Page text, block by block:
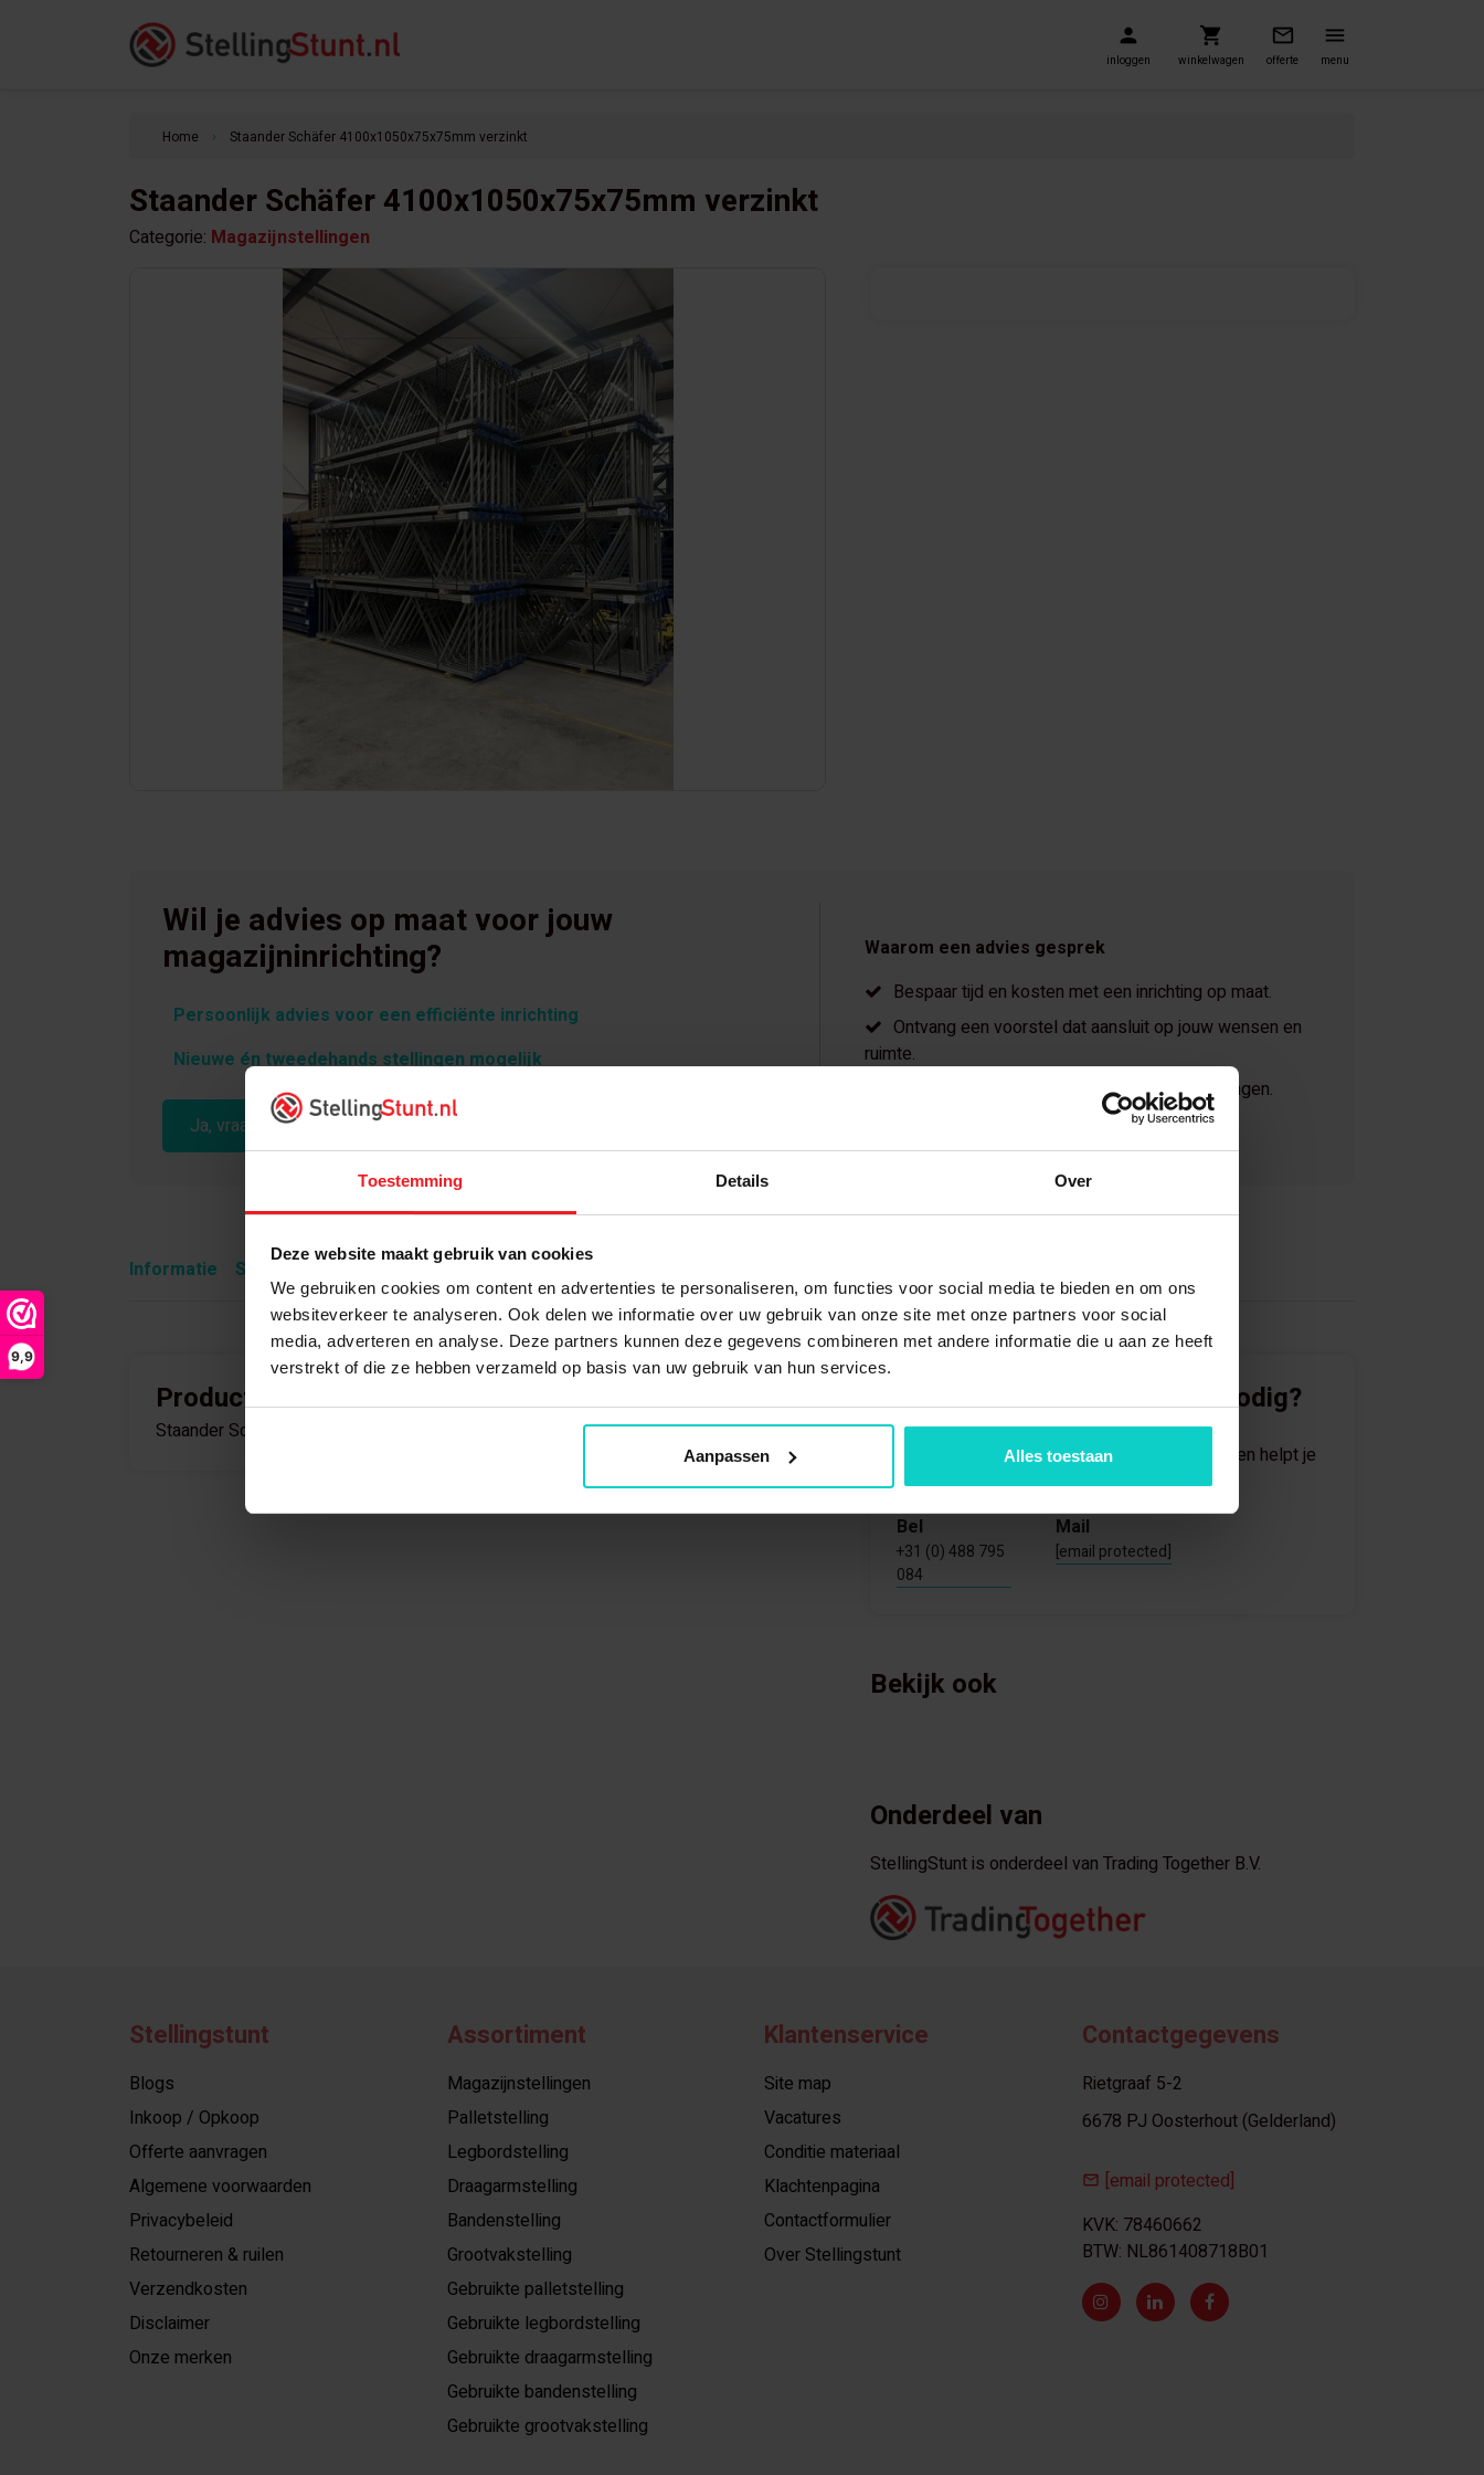
Toestemming Details Over
Deze website maakt gebruik van cookies
We gebruiken cookies om content en advertenties te personaliseren, om functies voor social media te bieden en om ons
websiteverkeer te analyseren. Ook delen we informatie over uw gebruik van onze site met onze partners voor social
media, adverteren en analyse. Deze partners kunnen deze gegevens combineren met andere informatie die u aan ze heeft
verstrekt of die ze hebben verzameld op basis van uw gebruik van hun services.
Aanpassen Alles toestaan
9,9
inloggen winkelwagen offerte menu
Home keyboard_arrow_right Staander Schäfer 4100x1050x75x75mm verzinkt
Staander Schäfer 4100x1050x75x75mm verzinkt
Categorie: Magazijnstellingen
Wil je advies op maat voor jouw
magazijninrichting?
Persoonlijk advies voor een efficiënte inrichting
Nieuwe én tweedehands stellingen mogelijk
Ja, vraag vrijblijvend advies aan
Waarom een advies gesprek
Bespaar tijd en kosten met een inrichting op maat.
Ontvang een voorstel dat aansluit op jouw wensen en
ruimte.
Meer dan 20 jaar ervaring in magazijnoplossingen.
Informatie Specificaties Wat is inbegrepen?
Product informatie
Staander Schäfer 4100x1050x75x75mm verzinkt
Direct advies nodig?
Eén van onze specialisten helpt je
graag verder.
Bel
+31 (0) 488 795
084
Mail
[email protected]
Bekijk ook
Onderdeel van
StellingStunt is onderdeel van Trading Together B.V.
Stellingstunt
Blogs
Inkoop / Opkoop
Offerte aanvragen
Algemene voorwaarden
Privacybeleid
Retourneren & ruilen
Verzendkosten
Disclaimer
Onze merken
Assortiment
Magazijnstellingen
Palletstelling
Legbordstelling
Draagarmstelling
Bandenstelling
Grootvakstelling
Gebruikte palletstelling
Gebruikte legbordstelling
Gebruikte draagarmstelling
Gebruikte bandenstelling
Gebruikte grootvakstelling
Klantenservice
Site map
Vacatures
Conditie materiaal
Klachtenpagina
Contactformulier
Over Stellingstunt
Contactgegevens
Rietgraaf 5-2
6678 PJ Oosterhout (Gelderland)
[email protected]
KVK: 78460662
BTW: NL861408718B01